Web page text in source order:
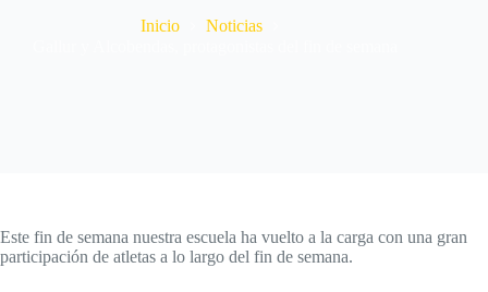
Inicio
Noticias
Este fin de semana nuestra escuela ha vuelto a la carga con una gran
participación de atletas a lo largo del fin de semana.